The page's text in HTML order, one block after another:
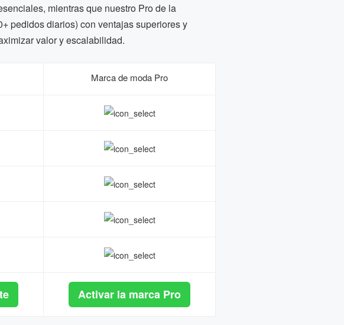
mientras que nuestro Pro de la
pedidos diarios) con ventajas superiores y
valor y escalabilidad.
Marca de moda Pro
Activar la marca Pro